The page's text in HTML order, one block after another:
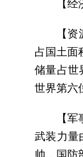
【
【
占国土面
储量占世
世界第六
【
武装力量
帅，国防